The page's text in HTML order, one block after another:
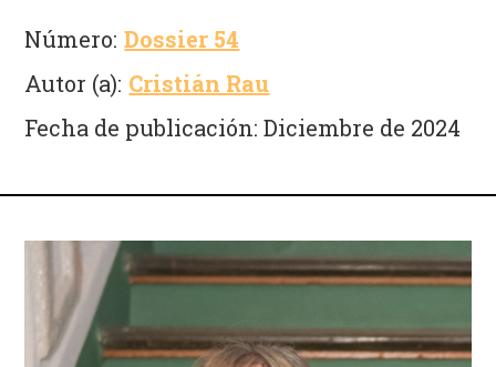
Número: Dossier 54
Autor (a): Cristián Rau
Fecha de publicación: Diciembre de 2024